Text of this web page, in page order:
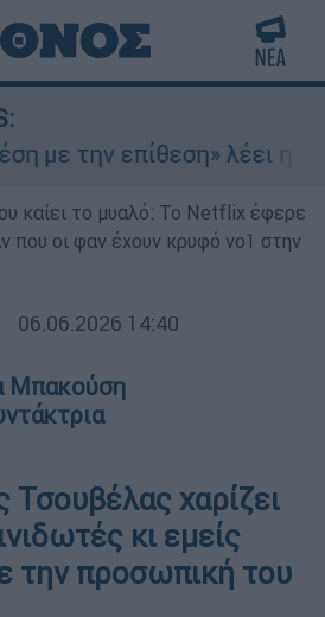
την επίθεση» λέει η
καίει το μυαλό: Το Netflix έφερε
που οι φαν έχουν κρυφό νο1 στην
06.06.2026 14:40
Μπακούση
χαρίζει
κι εμείς
την προσωπική του